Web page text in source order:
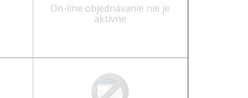
On-line objednávanie nie je
aktívne